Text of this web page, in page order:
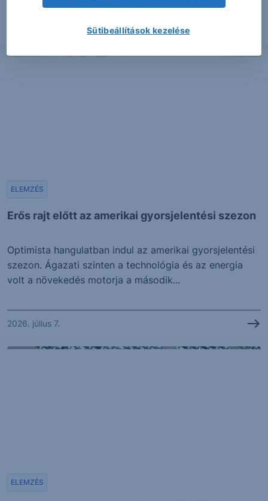
Erős rajt előtt az amerikai gyorsjelentési szezon
ELEMZÉS
Optimista hangulatban indul az amerikai gyorsjelentési
szezon. Ágazati szinten a technológia és az energia
volt a növekedés motorja a második...
2026. július 7.
ELEMZÉS
Sütibeállítások kezelése